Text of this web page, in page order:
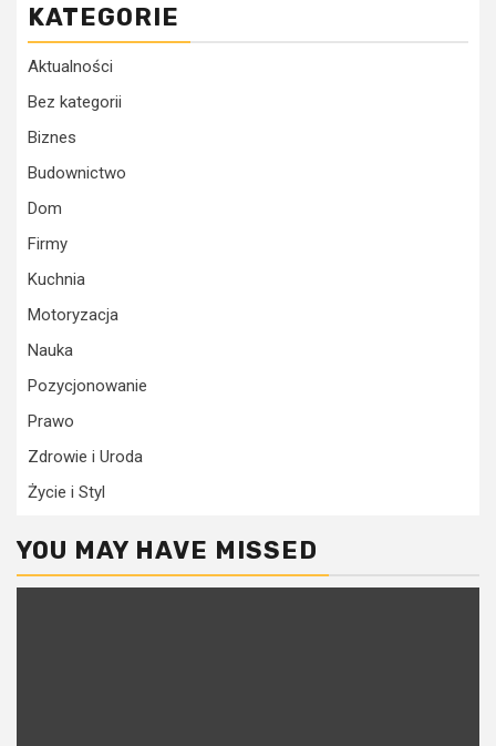
KATEGORIE
Aktualności
Bez kategorii
Biznes
Budownictwo
Dom
Firmy
Kuchnia
Motoryzacja
Nauka
Pozycjonowanie
Prawo
Zdrowie i Uroda
Życie i Styl
YOU MAY HAVE MISSED